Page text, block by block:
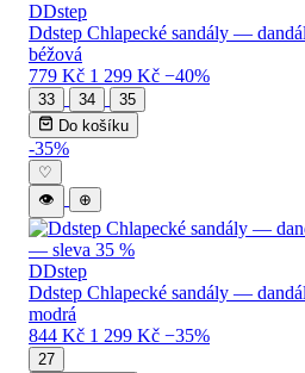
DDstep
Ddstep Chlapecké sandály —
béžová
779 Kč 1 299 Kč −40%
33 34
35
Do košíku
-35%
♡
👁
⊕
DDstep
Ddstep Chlapecké sandály —
modrá
844 Kč 1 299 Kč −35%
27